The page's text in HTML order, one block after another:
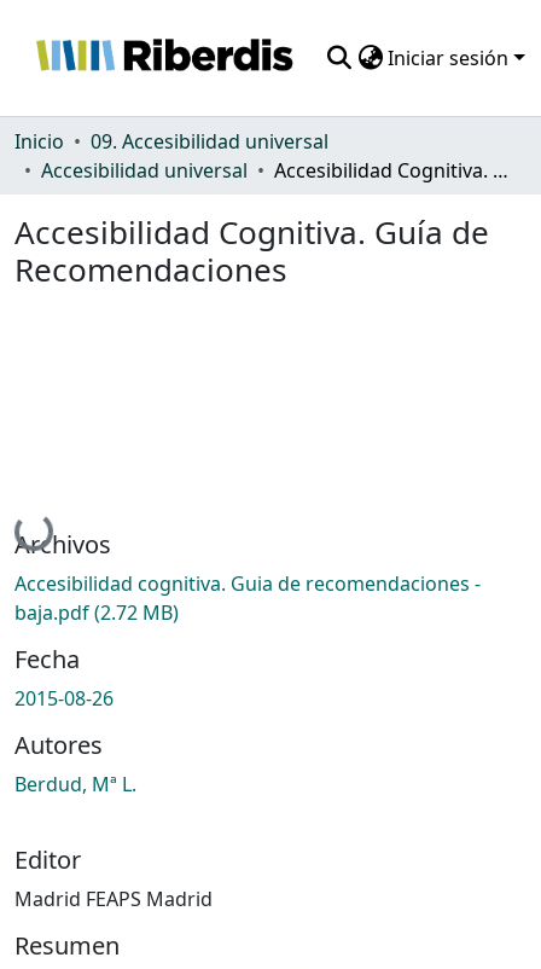
Iniciar sesión
Comunidades
Estadísticas
Inicio
09. Accesibilidad universal
Accesibilidad universal
Accesibilidad Cognitiva. Guía de Recomendaciones
Accesibilidad Cognitiva. Guía de
Recomendaciones
Cargando...
Archivos
Accesibilidad cognitiva. Guia de recomendaciones -
baja.pdf(2.72 MB)
Fecha
2015-08-26
Autores
Berdud, Mª L.
Editor
Madrid FEAPS Madrid
Resumen